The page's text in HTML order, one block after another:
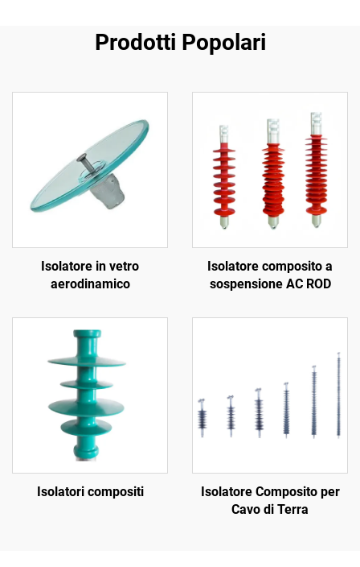
Prodotti Popolari
Isolatore in vetro
aerodinamico
Isolatore composito a
sospensione AC ROD
Isolatori compositi
Isolatore Composito per
Cavo di Terra